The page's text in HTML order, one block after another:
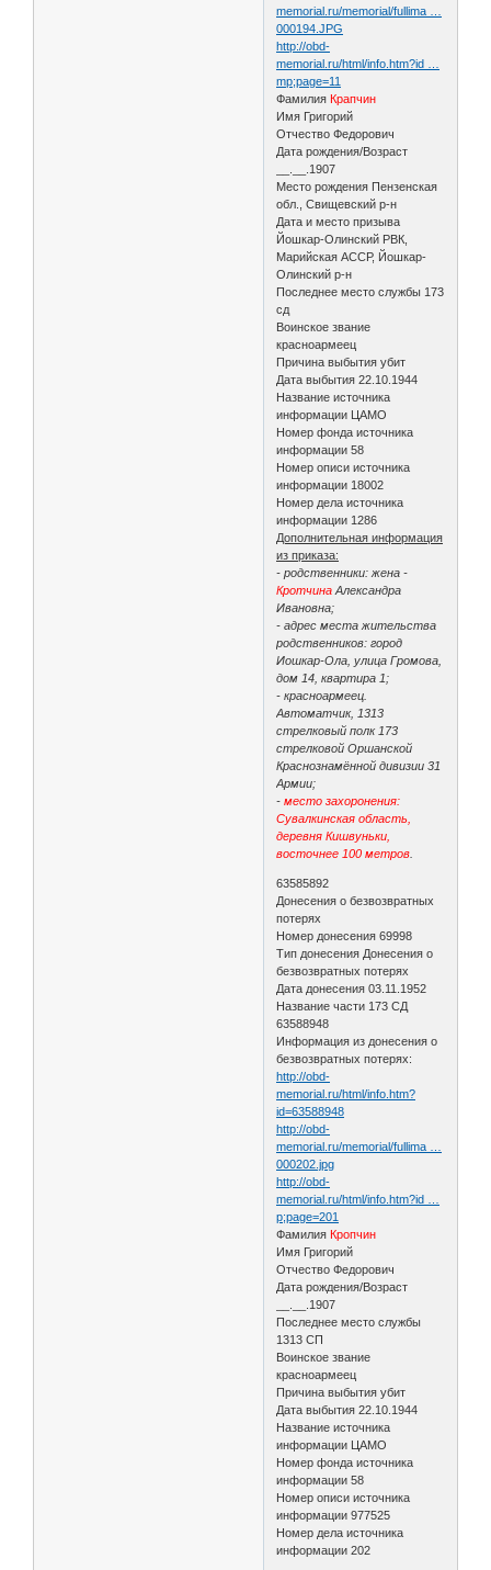
memorial.ru/memorial/fullima …
000194.JPG
http://obd-
memorial.ru/html/info.htm?id …
mp;page=11
Фамилия Крапчин
Имя Григорий
Отчество Федорович
Дата рождения/Возраст
__.__.1907
Место рождения Пензенская
обл., Свищевский р-н
Дата и место призыва
Йошкар-Олинский РВК,
Марийская АССР, Йошкар-
Олинский р-н
Последнее место службы 173
сд
Воинское звание
красноармеец
Причина выбытия убит
Дата выбытия 22.10.1944
Название источника
информации ЦАМО
Номер фонда источника
информации 58
Номер описи источника
информации 18002
Номер дела источника
информации 1286
Дополнительная информация
из приказа:
- родственники: жена -
КротчинаАлександра
Ивановна;
- адрес места жительства
родственников: город
Иошкар-Ола, улица Громова,
дом 14, квартира 1;
- красноармеец.
Автоматчик, 1313
стрелковый полк 173
стрелковой Оршанской
Краснознамённой дивизии 31
Армии;
-место захоронения:
Сувалкинская область,
деревня Кишвуньки,
восточнее 100 метров
63585892
Донесения о безвозвратных
потерях
Номер донесения 69998
Тип донесения Донесения о
безвозвратных потерях
Дата донесения 03.11.1952
Название части 173 СД
63588948
Информация из донесения о
безвозвратных потерях:
http://obd-
memorial.ru/html/info.htm?
id=63588948
http://obd-
memorial.ru/memorial/fullima …
000202.jpg
http://obd-
memorial.ru/html/info.htm?id …
p;page=201
Фамилия Кропчин
Имя Григорий
Отчество Федорович
Дата рождения/Возраст
__.__.1907
Последнее место службы
1313 СП
Воинское звание
красноармеец
Причина выбытия убит
Дата выбытия 22.10.1944
Название источника
информации ЦАМО
Номер фонда источника
информации 58
Номер описи источника
информации 977525
Номер дела источника
информации 202